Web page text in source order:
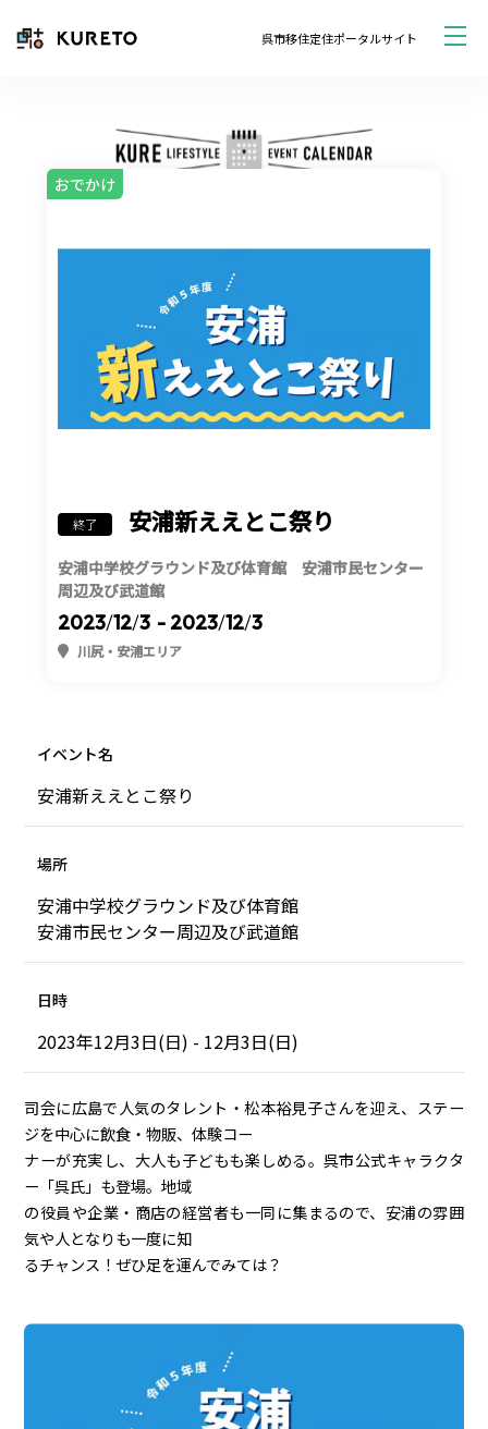
呉市移住定住ポータルサイト
おでかけ
終了 安浦新ええとこ祭り
安浦中学校グラウンド及び体育館 安浦市民センター
周辺及び武道館
2023/12/3 - 2023/12/3
川尻・安浦エリア
イベント名
安浦新ええとこ祭り
場所
安浦中学校グラウンド及び体育館
安浦市民センター周辺及び武道館
日時
2023年12月3日(日) - 12月3日(日)
司会に広島で人気のタレント・松本裕見子さんを迎え、ステー
ジを中心に飲食・物販、体験コー
ナーが充実し、大人も子どもも楽しめる。呉市公式キャラクタ
ー「呉氏」も登場。地域
の役員や企業・商店の経営者も一同に集まるので、安浦の雰囲
気や人となりも一度に知
るチャンス！ぜひ足を運んでみては？